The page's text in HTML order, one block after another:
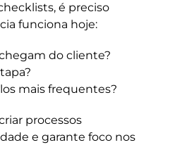
é preciso
funciona hoje:
do cliente?
mais frequentes?
processos
e garante foco nos